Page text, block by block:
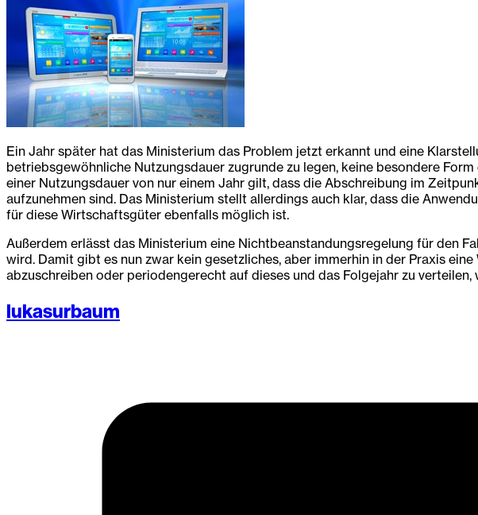
Ein Jahr später hat das Ministerium das Problem jetzt erkannt und eine
betriebsgewöhnliche Nutzungsdauer zugrunde zu legen, keine besondere
einer Nutzungsdauer von nur einem Jahr gilt, dass die Abschreibung im
aufzunehmen sind. Das Ministerium stellt allerdings auch klar, dass die
für diese Wirtschaftsgüter ebenfalls möglich ist.
Außerdem erlässt das Ministerium eine Nichtbeanstandungsregelung für den
wird. Damit gibt es nun zwar kein gesetzliches, aber immerhin in der Praxis
abzuschreiben oder periodengerecht auf dieses und das Folgejahr zu
lukasurbaum